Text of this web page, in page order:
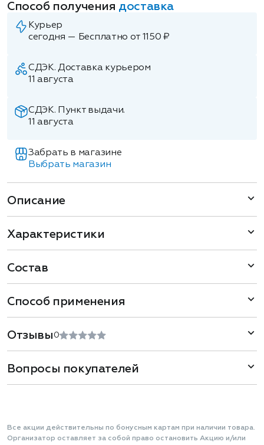
Способ получения доставка
Курьер
сегодня — Бесплатно от 1150 ₽
СДЭК. Доставка курьером
11 августа
СДЭК. Пункт выдачи.
11 августа
Забрать в магазине
Выбрать магазин
Описание
Характеристики
Состав
Способ применения
Отзывы 0
Вопросы покупателей
Все акции действительны по бонусным картам при наличии товара.
Организатор оставляет за собой право остановить Акцию и/или